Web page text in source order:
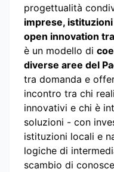
progettualità
imprese,
open innovation
è un modello di
diverse aree del
tra domanda e
incontro tra chi
innovativi e chi è
soluzioni - con
istituzioni locali e
logiche di
scambio di